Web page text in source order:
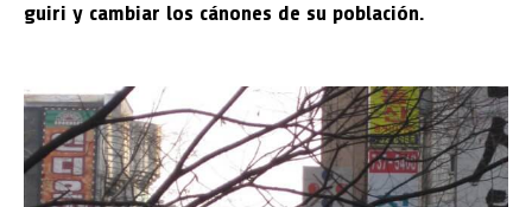
guiri y cambiar los cánones de su población.